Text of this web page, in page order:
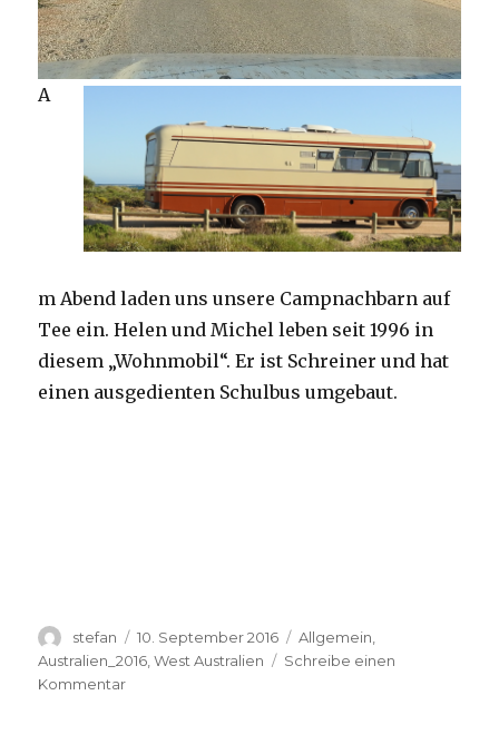
A
m Abend laden uns unsere Campnachbarn auf
Tee ein. Helen und Michel leben seit 1996 in
diesem „Wohnmobil“. Er ist Schreiner und hat
einen ausgedienten Schulbus umgebaut.
Autor
stefan
Veröffentlicht
am
10. September 2016 Kategorien
Allgemein
Australien_2016 ,West Australien
Schreibe einen
Kommentarzu